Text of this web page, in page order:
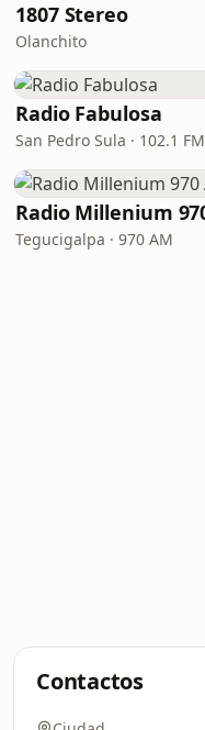
1807 Stereo
Olanchito
Radio Fabulosa
San Pedro Sula · 102.1 FM
Tegucigalpa · 970 AM
Contactos